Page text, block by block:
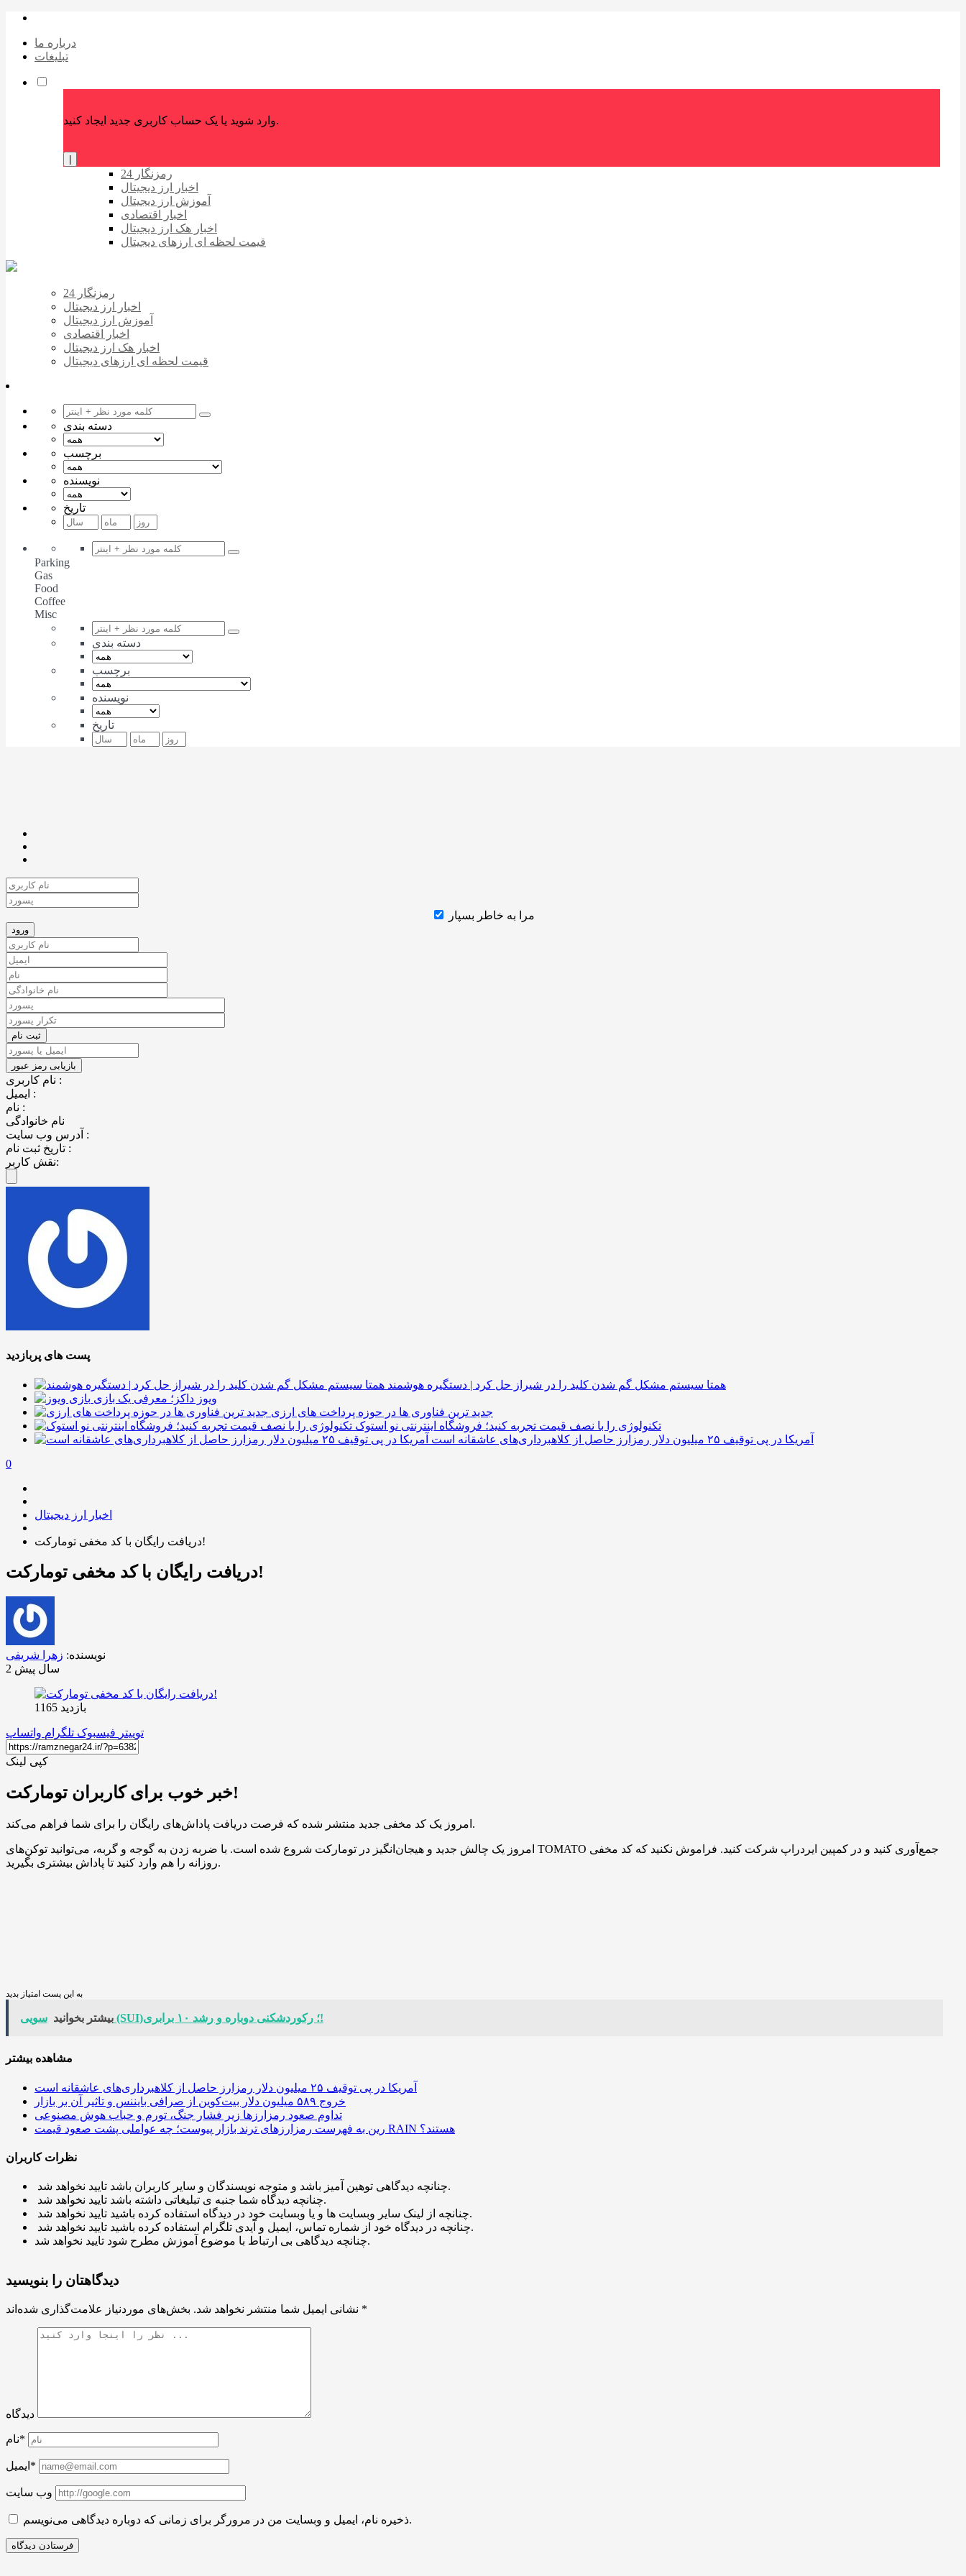
درباره ما
تبلیغات
وارد شوید یا یک حساب کاربری جدید ایجاد کنید.
رمزنگار 24
اخبار ارز دیجیتال
آموزش ارز دیجیتال
اخبار اقتصادی
اخبار هک ارز دیجیتال
قیمت لحظه ای ارزهای دیجیتال
رمزنگار 24
اخبار ارز دیجیتال
آموزش ارز دیجیتال
اخبار اقتصادی
اخبار هک ارز دیجیتال
قیمت لحظه ای ارزهای دیجیتال
دسته بندی
برچسب
نویسنده
تاریخ
Parking
Gas
Food
Coffee
Misc
دسته بندی
برچسب
نویسنده
تاریخ
مرا به خاطر بسپار
نام کاربری :
ایمیل :
نام :
نام خانوادگی
آدرس وب سایت :
تاریخ ثبت نام :
نقش کاربر:
پست های پربازدید
همتا سیستم مشکل گم شدن کلید را در شیراز حل کرد | دستگیره هوشمند
ویوز داکز؛ معرفی یک بازی
جدید ترین فناوری ها در حوزه پرداخت های ارزی
تکنولوژی را با نصف قیمت تجربه کنید؛ فروشگاه اینترنتی نو استوک
آمریکا در پی توقیف ۲۵ میلیون دلار رمزارز حاصل از کلاهبرداری‌های عاشقانه است
0
اخبار ارز دیجیتال
دریافت رایگان با کد مخفی تومارکت!
دریافت رایگان با کد مخفی تومارکت!
نویسنده: زهرا شریفی
2 سال پیش
بازدید 1165
توییتر فیسبوک تلگرام واتساپ
کپی لینک
خبر خوب برای کاربران تومارکت!
امروز یک کد مخفی جدید منتشر شده که فرصت دریافت پاداش‌های رایگان را برای شما فراهم می‌کند.
امروز یک چالش جدید و هیجان‌انگیز در تومارکت شروع شده است. با ضربه زدن به گوجه و گربه، می‌توانید توکن‌های TOMATO جمع‌آوری کنید و در کمپین ایردراپ شرکت کنید. فراموش نکنید که کد مخفی
روزانه را هم وارد کنید تا پاداش بیشتری بگیرید.
به این پست امتیاز بدید
بیشتر بخوانید سویی (SUI)؛ رکوردشکنی دوباره و رشد ۱۰ برابری!
مشاهده بیشتر
آمریکا در پی توقیف ۲۵ میلیون دلار رمزارز حاصل از کلاهبرداری‌های عاشقانه است
خروج ۵۸۹ میلیون دلار بیت‌کوین از صرافی بایننس و تاثیر آن بر بازار
تداوم صعود رمزارزها زیر فشار جنگ، تورم و حباب هوش مصنوعی
رین به فهرست رمزارزهای ترند بازار پیوست؛ چه عواملی پشت صعود قیمت RAIN هستند؟
نظرات کاربران
چنانچه دیدگاهی توهین آمیز باشد و متوجه نویسندگان و سایر کاربران باشد تایید نخواهد شد.
چنانچه دیدگاه شما جنبه ی تبلیغاتی داشته باشد تایید نخواهد شد.
چنانچه از لینک سایر وبسایت ها و یا وبسایت خود در دیدگاه استفاده کرده باشید تایید نخواهد شد.
چنانچه در دیدگاه خود از شماره تماس، ایمیل و آیدی تلگرام استفاده کرده باشید تایید نخواهد شد.
چنانچه دیدگاهی بی ارتباط با موضوع آموزش مطرح شود تایید نخواهد شد.
دیدگاهتان را بنویسید
نشانی ایمیل شما منتشر نخواهد شد. *
دیدگاه
نام*
ایمیل*
وب سایت
ذخیره نام، ایمیل و وبسایت من در مرورگر برای زمانی که دوباره دیدگاهی می‌نویسم.